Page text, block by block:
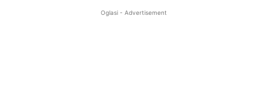
Oglasi - Advertisement